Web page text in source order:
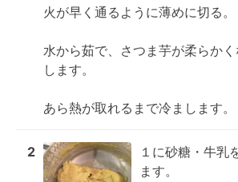
火が早く通るように薄めに切る。
水から茹で、さつま芋が柔らか
します。
あら熱が取れるまで冷まします。
2
１に砂糖・牛乳
ます。